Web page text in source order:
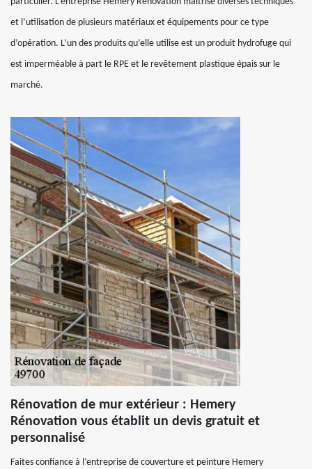
et l’utilisation de plusieurs matériaux et équipements pour ce type
d’opération. L’un des produits qu’elle utilise est un produit hydrofuge qui
est imperméable à part le RPE et le revêtement plastique épais sur le
marché.
Rénovation de mur extérieur : Hemery
Rénovation vous établit un devis gratuit et
personnalisé
Faites confiance à l’entreprise de couverture et peinture Hemery